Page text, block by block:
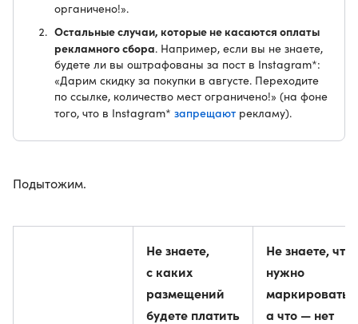
органичено!».
Остальные случаи, которые не касаются оплаты
рекламного сбора. Например, если вы не знаете,
будете ли вы оштрафованы за пост в Instagram*:
«Дарим скидку за покупки в августе. Переходите
по ссылке, количество мест ограничено!» (на фоне
того, что в Instagram* запрещают рекламу).
Подытожим.
Не знаете,
с каких
размещений
будете платить
Не знаете, что
нужно
маркировать,
а что — нет